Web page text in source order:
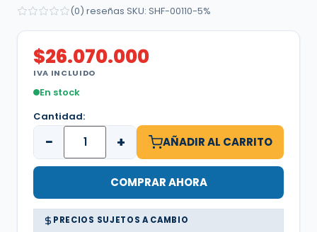
(0) reseñas SKU: SHF-00110-5%
$26.070.000
IVA INCLUIDO
En stock
Cantidad:
− + AÑADIR AL CARRITO
COMPRAR AHORA
PRECIOS SUJETOS A CAMBIO